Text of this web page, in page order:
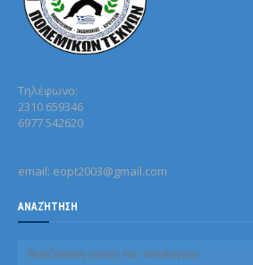
Τηλέφωνo:
2310 659346
6977 542620
email: eopt2003@gmail.com
ΑΝΑΖΉΤΗΣΗ